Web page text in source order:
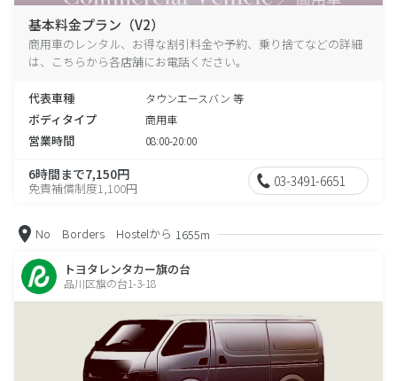
基本料金プラン（V2）
商用車のレンタル、お得な割引料金や予約、乗り捨てなどの詳細
は、こちらから各店舗にお電話ください。
代表車種 タウンエースバン 等
ボディタイプ 商用車
営業時間 08:00-20:00
6時間まで7,150円
免責補償制度1,100円 03-3491-6651
No Borders Hostelから 1655m
トヨタレンタカー旗の台
品川区旗の台1-3-18